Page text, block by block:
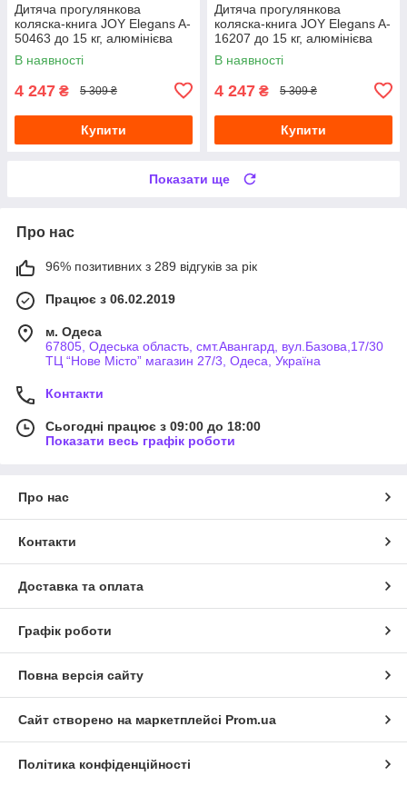
Дитяча прогулянкова
коляска-книга JOY Elegans A-
50463 до 15 кг, алюмінієва
рама, підсклянник
В наявності
4 247 ₴ 5 309 ₴
Купити
Дитяча прогулянкова
коляска-книга JOY Elegans A-
16207 до 15 кг, алюмінієва
рама, з багажним кошиком,
чохол,
В наявності
4 247 ₴ 5 309 ₴
Купити
Показати ще
Про нас
96% позитивних з 289 відгуків за рік
Працює з 06.02.2019
м. Одеса
67805, Одеська область, смт.Авангард, вул.Базова,17/30
ТЦ “Нове Місто” магазин 27/3, Одеса, Україна
Контакти
Сьогодні працює з 09:00 до 18:00
Показати весь графік роботи
Про нас
Контакти
Доставка та оплата
Графік роботи
Повна версія сайту
Сайт створено на маркетплейсі Prom.ua
Політика конфіденційності